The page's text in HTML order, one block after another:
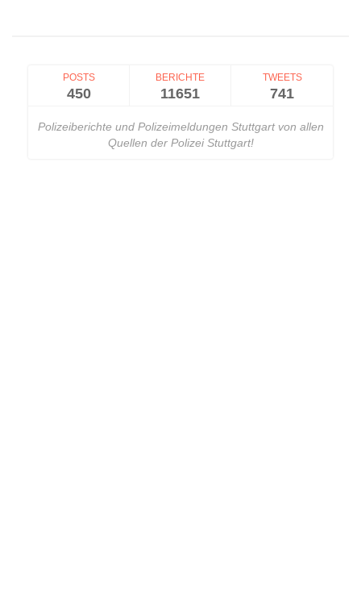
POSTS
450
BERICHTE
11651
TWEETS
741
Polizeiberichte und Polizeimeldungen Stuttgart von allen
Quellen der Polizei Stuttgart!